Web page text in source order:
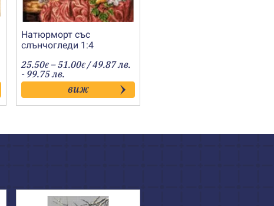
Натюрморт със
слънчогледи 1:4
25.50€ –51.00€Price
range:
25.50€
through
51.00€
/ 49.87 лв.
- 99.75 лв.
виж